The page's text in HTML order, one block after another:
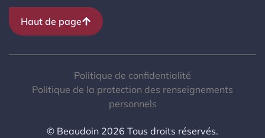
Haut de page
Politique de confidentialité
Politique de la protection des renseignements
personnels
© Beaudoin 2026 Tous droits réservés.